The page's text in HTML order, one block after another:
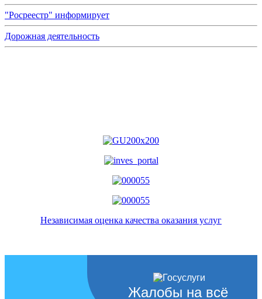
"Росреестр" информирует
Дорожная деятельность
Независимая оценка качества оказания услуг
Жалобы на всё